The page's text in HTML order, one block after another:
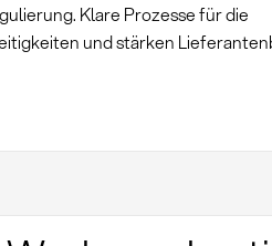
Klare Prozesse für die
und stärken